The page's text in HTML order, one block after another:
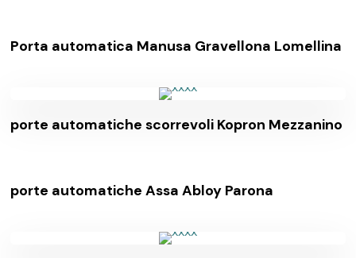
Porta automatica Manusa Gravellona Lomellina
porte automatiche scorrevoli Kopron Mezzanino
porte automatiche Assa Abloy Parona